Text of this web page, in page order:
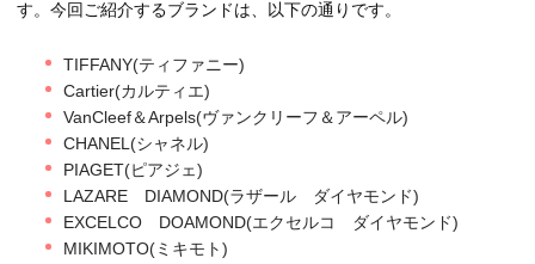
す。今回ご紹介するブランドは、以下の通りです。
TIFFANY(ティファニー)
Cartier(カルティエ)
VanCleef＆Arpels(ヴァンクリーフ＆アーペル)
CHANEL(シャネル)
PIAGET(ピアジェ)
LAZARE DIAMOND(ラザール ダイヤモンド)
EXCELCO DOAMOND(エクセルコ ダイヤモンド)
MIKIMOTO(ミキモト)